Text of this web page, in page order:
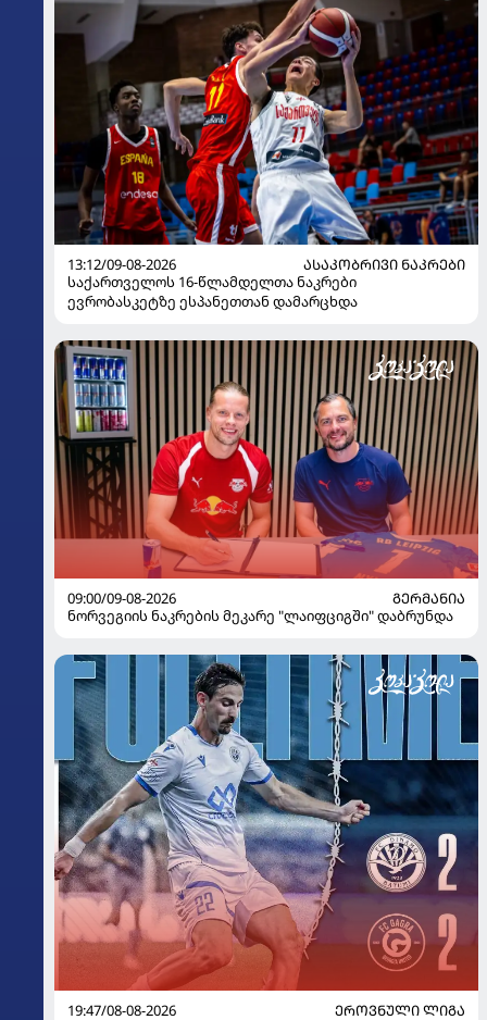
13:12/09-08-2026
ᲐᲡᲐᲙᲝᲑᲠᲘᲕᲘ ᲜᲐᲙᲠᲔᲑᲘ
საქართველოს 16-წლამდელთა ნაკრები
ევრობასკეტზე ესპანეთთან დამარცხდა
09:00/09-08-2026
ᲒᲔᲠᲛᲐᲜᲘᲐ
ნორვეგიის ნაკრების მეკარე "ლაიფციგში" დაბრუნდა
19:47/08-08-2026
ᲔᲠᲝᲕᲜᲣᲚᲘ ᲚᲘᲒᲐ